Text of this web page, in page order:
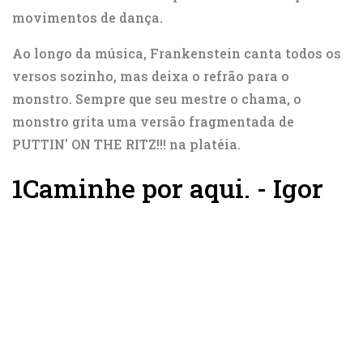
movimentos de dança.
Ao longo da música, Frankenstein canta todos os
versos sozinho, mas deixa o refrão para o
monstro. Sempre que seu mestre o chama, o
monstro grita uma versão fragmentada de
PUTTIN' ON THE RITZ!!! na platéia.
1Caminhe por aqui. - Igor